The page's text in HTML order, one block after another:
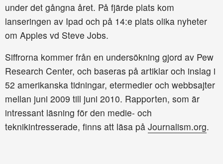
under det gångna året. På fjärde plats kom
lanseringen av Ipad och på 14:e plats olika nyheter
om Apples vd Steve Jobs.
Siffrorna kommer från en undersökning gjord av Pew
Research Center, och baseras på artiklar och inslag i
52 amerikanska tidningar, etermedier och webbsajter
mellan juni 2009 till juni 2010. Rapporten, som är
intressant läsning för den medie- och
teknikintresserade, finns att läsa på Journalism.org.